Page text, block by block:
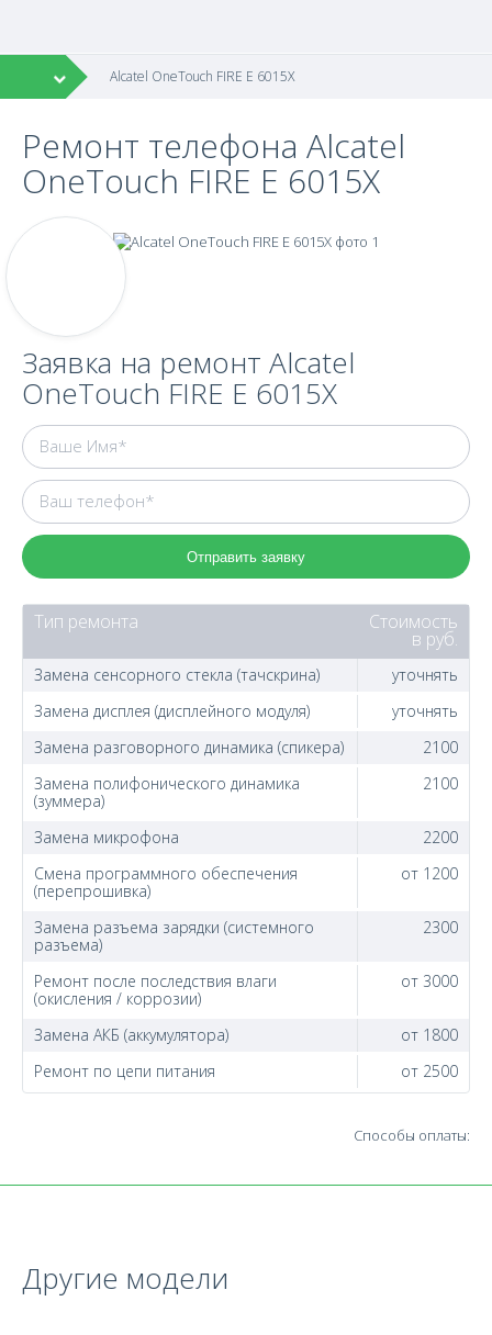
Alcatel OneTouch FIRE E 6015X
Ремонт телефона Alcatel
OneTouch FIRE E 6015X
Заявка на ремонт Alcatel
OneTouch FIRE E 6015X
Отправить заявку
Тип ремонта Стоимость
в руб.
Замена сенсорного стекла (тачскрина)
уточнять
Замена дисплея (дисплейного модуля)
уточнять
Замена разговорного динамика (спикера)
2100
Замена полифонического динамика
(зуммера)
2100
Замена микрофона
2200
Смена программного обеспечения
(перепрошивка)
от 1200
Замена разъема зарядки (системного
разъема)
2300
Ремонт после последствия влаги
(окисления / коррозии)
от 3000
Замена АКБ (аккумулятора)
от 1800
Ремонт по цепи питания
от 2500
Способы оплаты:
Другие модели